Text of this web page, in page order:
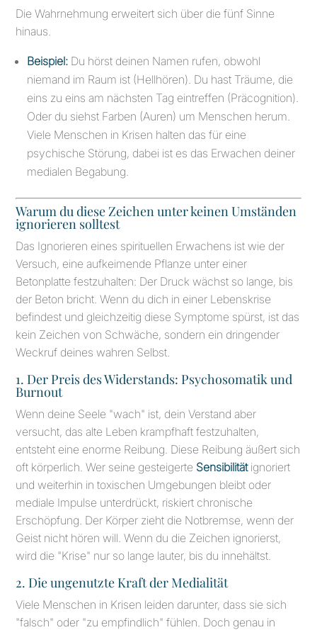
Die Wahrnehmung erweitert sich über die fünf Sinne
hinaus.
Beispiel: Du hörst deinen Namen rufen, obwohl
niemand im Raum ist (Hellhören). Du hast Träume, die
eins zu eins am nächsten Tag eintreffen (Präcognition).
Oder du siehst Farben (Auren) um Menschen herum.
Viele Menschen in Krisen halten das für eine
psychische Störung, dabei ist es das Erwachen deiner
medialen Begabung.
Warum du diese Zeichen unter keinen Umständen
ignorieren solltest
Das Ignorieren eines spirituellen Erwachens ist wie der
Versuch, eine aufkeimende Pflanze unter einer
Betonplatte festzuhalten: Der Druck wächst so lange, bis
der Beton bricht. Wenn du dich in einer Lebenskrise
befindest und gleichzeitig diese Symptome spürst, ist das
kein Zeichen von Schwäche, sondern ein dringender
Weckruf deines wahren Selbst.
1. Der Preis des Widerstands: Psychosomatik und
Burnout
Wenn deine Seele "wach" ist, dein Verstand aber
versucht, das alte Leben krampfhaft festzuhalten,
entsteht eine enorme Reibung. Diese Reibung äußert sich
oft körperlich. Wer seine gesteigerte Sensibilitätignoriert
und weiterhin in toxischen Umgebungen bleibt oder
mediale Impulse unterdrückt, riskiert chronische
Erschöpfung. Der Körper zieht die Notbremse, wenn der
Geist nicht hören will. Wenn du die Zeichen ignorierst,
wird die "Krise" nur so lange lauter, bis du innehältst.
2. Die ungenutzte Kraft der Medialität
Viele Menschen in Krisen leiden darunter, dass sie sich
"falsch" oder "zu empfindlich" fühlen. Doch genau in